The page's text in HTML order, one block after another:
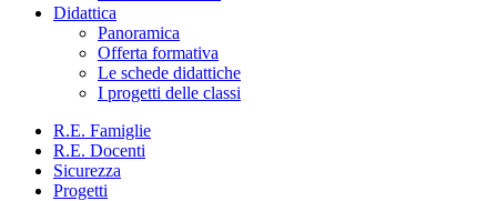
Didattica
Panoramica
Offerta formativa
Le schede didattiche
I progetti delle classi
R.E. Famiglie
R.E. Docenti
Sicurezza
Progetti